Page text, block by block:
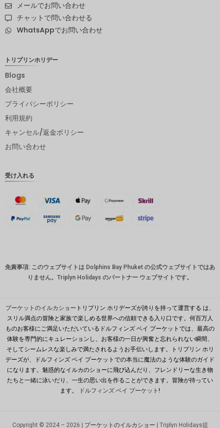
スウェー
デンクロ
ーナ
ピー
ククロー
オースト
ラリアド
韓国ウォ
ン
人民元
台湾
MYR
PHP の
メールでお問い合わせ
チャットで問い合わせる
WhatsAppでお問い合わせ
トリプリンホリデー
Blogs
会社概要
プライバシーポリシー
利用規約
キャンセル/返金ポリシー
お問い合わせ
受け入れる
免責事項: このウェブサイトは Dolphins Bay Phuket の公式ウェブサイトではあ
りません。Triplyn Holidays のパートナー ウェブサイトです。
プーケットのイルカショー トリプリン ホリデーズが誇りを持って運営する は、
スリル満点の冒険と家族で楽しめる世界への信頼できる入り口です。何百万人
ものお客様にご満足いただいているドルフィンズ ベイ プーケットでは、最高の
体験を専門的にキュレーションし、お客様の一日が興奮と忘れられない瞬間、
そしてシームレスな楽しみで満たされるようお手伝いします。トリプリン ホリ
デーズが、ドルフィンズ ベイ プーケットでの本当に魔法のような体験のガイド
になります。魅惑的なイルカのショーに飛び込んだり、フレンドリーな生き物
たちと一緒に泳いだり、一生の思い出を作ることができます。冒険が待ってい
ます。
ドルフィンズ ベイ プーケット !
Copyright © 2024 – 2026 | プーケットのイルカショー | Triplyn Holidays提